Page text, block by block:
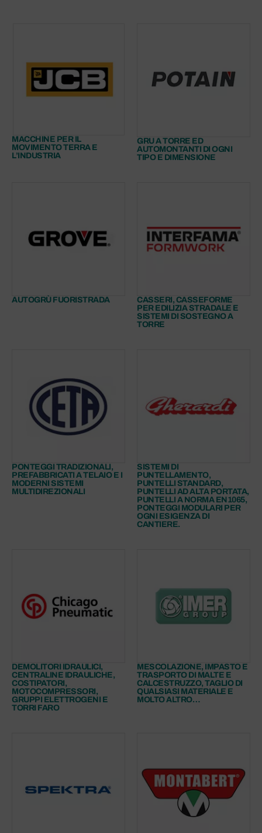
MACCHINE PER IL
MOVIMENTO TERRA E
L’INDUSTRIA
GRU A TORRE ED
AUTOMONTANTI DI OGNI
TIPO E DIMENSIONE
AUTOGRÙ FUORISTRADA
CASSERI, CASSEFORME
PER EDILIZIA STRADALE E
SISTEMI DI SOSTEGNO A
TORRE
PONTEGGI TRADIZIONALI,
PREFABBRICATI A TELAIO E I
MODERNI SISTEMI
MULTIDIREZIONALI
SISTEMI DI
PUNTELLAMENTO,
PUNTELLI STANDARD,
PUNTELLI AD ALTA PORTATA,
PUNTELLI A NORMA EN1065,
PONTEGGI MODULARI PER
OGNI ESIGENZA DI
CANTIERE.
DEMOLITORI IDRAULICI,
CENTRALINE IDRAULICHE,
COSTIPATORI,
MOTOCOMPRESSORI,
GRUPPI ELETTROGENI E
TORRI FARO
MESCOLAZIONE, IMPASTO E
TRASPORTO DI MALTE E
CALCESTRUZZO, TAGLIO DI
QUALSIASI MATERIALE E
MOLTO ALTRO…